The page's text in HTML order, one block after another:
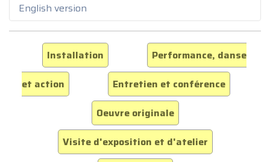
English version
Installation
Performance, danse
et action
Entretien et conférence
Oeuvre originale
Visite d'exposition et d'atelier